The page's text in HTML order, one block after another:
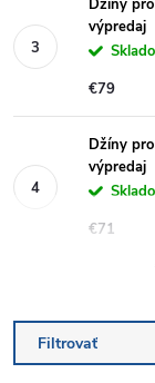
Džíny
výpredaj
€79
Džíny
výpredaj
€71
Filtrovať